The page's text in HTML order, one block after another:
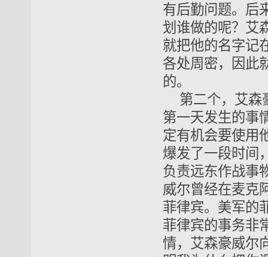
有后勤问题。后
划谁做的呢？艾
就把他的名字记
各处周密，因此
的。
第二个，艾森
第一天发生的事
定有机会要使用
爆发了一段时间
负责远东作战事
威尔曾经在麦克
菲律宾。美军的
菲律宾的事务非
情，艾森豪威尔